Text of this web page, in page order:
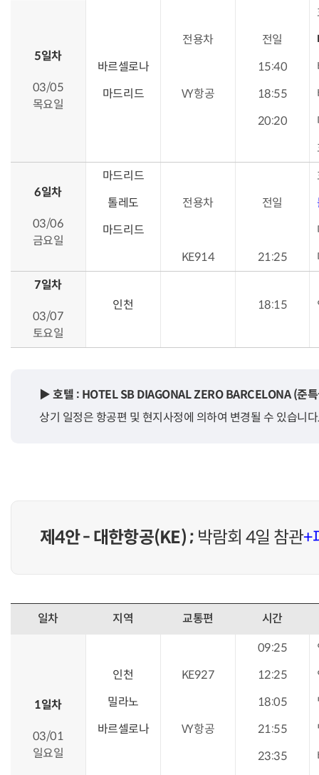
5일차
03/05
목요일
전용차
전일
바르셀로나
15:40
마드리드
VY항공 18:55
20:20
6일차
03/06
금요일
마드리드
톨레도
전용차 전일
마드리드
KE914
21:25
7일차
03/07
토요일
인천 18:15
▶ 호텔 : HOTEL SB DIAGONAL ZERO BARCELONA (준
상기 일정은 항공편 및 현지사정에 의하여 변경될 수 있습니
제4안 - 대한항공(KE) ; 박람회 4일 참관+
일차 지역 교통편 시간
1일차
03/01
일요일
09:25
인천
KE927 12:25
밀라노
18:05
바르셀로나
VY항공 21:55
23:35